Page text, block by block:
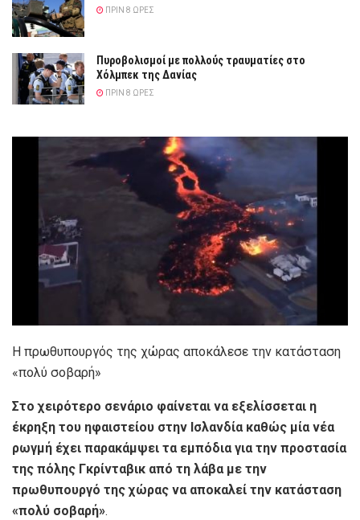
ΠΡΙΝ 8 ΏΡΕΣ
Πυροβολισμοί με πολλούς τραυματίες στο
Χόλμπεκ της Δανίας
ΠΡΙΝ 8 ΏΡΕΣ
Η πρωθυπουργός της χώρας αποκάλεσε την κατάσταση
«πολύ σοβαρή»
Στο χειρότερο σενάριο φαίνεται να εξελίσσεται η
έκρηξη του ηφαιστείου στην Ισλανδία καθώς μία νέα
ρωγμή έχει παρακάμψει τα εμπόδια για την προστασία
της πόλης Γκρίνταβικ από τη λάβα με την
πρωθυπουργό της χώρας να αποκαλεί την κατάσταση
«πολύ σοβαρή».